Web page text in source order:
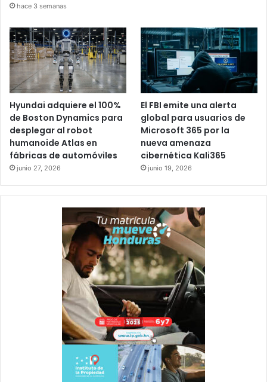
hace 3 semanas
Hyundai adquiere el 100%
de Boston Dynamics para
desplegar al robot
humanoide Atlas en
fábricas de automóviles
junio 27, 2026
El FBI emite una alerta
global para usuarios de
Microsoft 365 por la
nueva amenaza
cibernética Kali365
junio 19, 2026